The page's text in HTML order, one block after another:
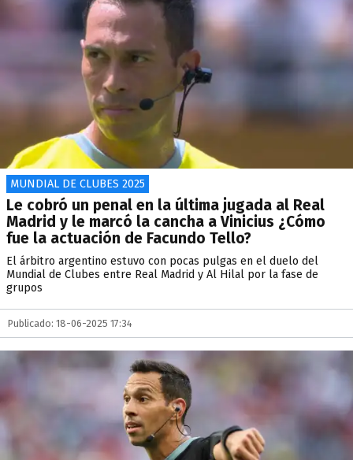
MUNDIAL DE CLUBES 2025
Le cobró un penal en la última jugada al Real
Madrid y le marcó la cancha a Vinicius ¿Cómo
fue la actuación de Facundo Tello?
El árbitro argentino estuvo con pocas pulgas en el duelo del
Mundial de Clubes entre Real Madrid y Al Hilal por la fase de
grupos
Publicado: 18-06-2025 17:34